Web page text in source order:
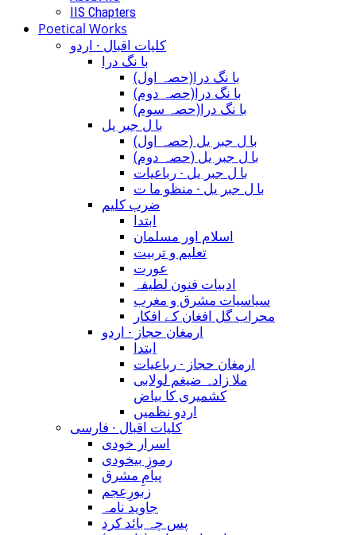
IIS Chapters
Poetical Works
کلیات اقبال - اردو
با نگ درا
(با نگ درا(حصہ اول
(با نگ درا(حصہ دوم
(با نگ درا(حصہ سوم
با ل جبر یل
(با ل جبر یل (حصہ اول
(با ل جبر یل (حصہ دوم
با ل جبر یل - رباعيات
با ل جبر یل - منظو ما ت
ضرب کلیم
ابتدا
اسلام اور مسلمان
تعلیم و تربیت
عورت
ادبیات فنون لطیفہ
سیاسیات مشرق و مغرب
محراب گل افغان کے افکار
ارمغان حجاز - اردو
ابتدا
ارمغان حجاز - رباعیات
ملا زادہ ضیغم لولابی
کشمیری کا بیاض
اردو نظمیں
کلیات اقبال - فارسی
اسرار خودی
رموزِ بیخودی
پیامِ مشرق
زبورِعجم
جاوید نامہ
پس چہ بائد کرد